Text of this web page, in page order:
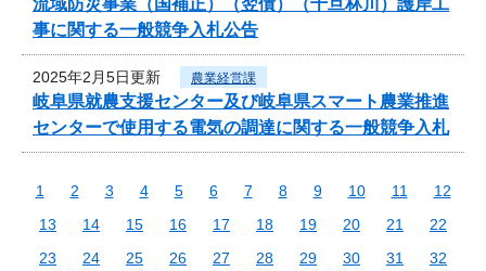
事に関する一般競争入札公告
2025年2月5日更新 農業経営課
岐阜県就農支援センター及び岐阜県スマート農業推進
センターで使用する電気の調達に関する一般競争入札
1 2 3 4 5 6 7 8 9 10 11
12
13
14 15 16 17 18 19 20 21
22
23
24 25 26 27 28 29 30 31
32